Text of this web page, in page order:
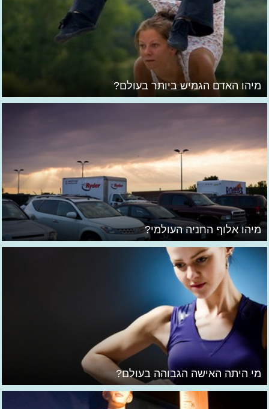
מיהו האדם הגמיש ביותר בעולם?
מיהו אלוף החניה העולמי?
מי היתה האישה הגבוהה בעולם?